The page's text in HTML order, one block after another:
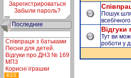
Зарегистрироваться
Забыли пароль?
Последние
Співпраця з батьками
Песни для детей.
Відгуки про ДНЗ № 169
МП3
Корисні іграшки
Пошук
Тут ви
роботи у